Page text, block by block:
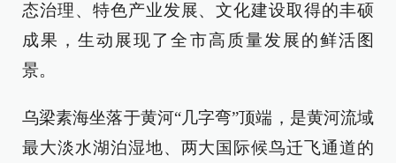
态治理、特色产业发展、文化建设取得的丰硕
成果，生动展现了全市高质量发展的鲜活图
景。
乌梁素海坐落于黄河“几字弯”顶端，是黄河流域
最大淡水湖泊湿地、两大国际候鸟迁飞通道的